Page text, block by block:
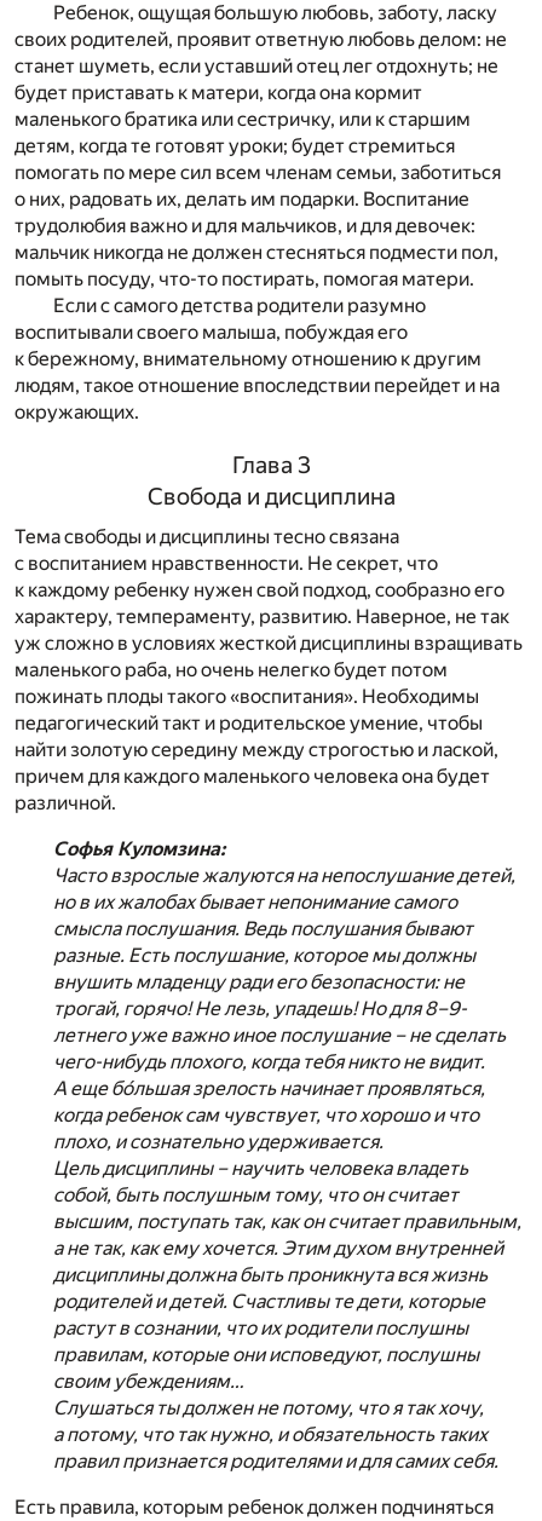
Ребенок, ощущая большую любовь, заботу, ласку
своих родителей, проявит ответную любовь делом: не
станет шуметь, если уставший отец лег отдохнуть; не
будет приставать к матери, когда она кормит
маленького братика или сестричку, или к старшим
детям, когда те готовят уроки; будет стремиться
помогать по мере сил всем членам семьи, заботиться
о них, радовать их, делать им подарки. Воспитание
трудолюбия важно и для мальчиков, и для девочек:
мальчик никогда не должен стесняться подмести пол,
помыть посуду, что-то постирать, помогая матери.
Если с самого детства родители разумно
воспитывали своего малыша, побуждая его
к бережному, внимательному отношению к другим
людям, такое отношение впоследствии перейдет и на
окружающих.
Глава 3
Свобода и дисциплина
Тема свободы и дисциплины тесно связана
с воспитанием нравственности. Не секрет, что
к каждому ребенку нужен свой подход, сообразно его
характеру, темпераменту, развитию. Наверное, не так
уж сложно в условиях жесткой дисциплины взращивать
маленького раба, но очень нелегко будет потом
пожинать плоды такого «воспитания». Необходимы
педагогический такт и родительское умение, чтобы
найти золотую середину между строгостью и лаской,
причем для каждого маленького человека она будет
различной.
Софья Куломзина:
Часто взрослые жалуются на непослушание детей,
но в их жалобах бывает непонимание самого
смысла послушания. Ведь послушания бывают
разные. Есть послушание, которое мы должны
внушить младенцу ради его безопасности: не
трогай, горячо! Не лезь, упадешь! Но для 8–9-
летнего уже важно иное послушание – не сделать
чего-нибудь плохого, когда тебя никто не видит.
А еще бо́льшая зрелость начинает проявляться,
когда ребенок сам чувствует, что хорошо и что
плохо, и сознательно удерживается.
Цель дисциплины – научить человека владеть
собой, быть послушным тому, что он считает
высшим, поступать так, как он считает правильным,
а не так, как ему хочется. Этим духом внутренней
дисциплины должна быть проникнута вся жизнь
родителей и детей. Счастливы те дети, которые
растут в сознании, что их родители послушны
правилам, которые они исповедуют, послушны
своим убеждениям…
Слушаться ты должен не потому, что я так хочу,
а потому, что так нужно, и обязательность таких
правил признается родителями и для самих себя.
Есть правила, которым ребенок должен подчиняться